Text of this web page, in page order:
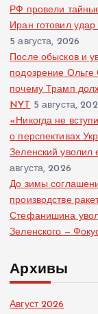
РФ провели
Иран готовил
5 августа, 2026
После обысков и
подозрение
почему Трамп
NYT 5 августа,
«Никогда не
о перспективах
Зеленский уволил
августа, 2026
До зимы
производстве
Стефанишина
Зеленского —
Архивы
Август 2026